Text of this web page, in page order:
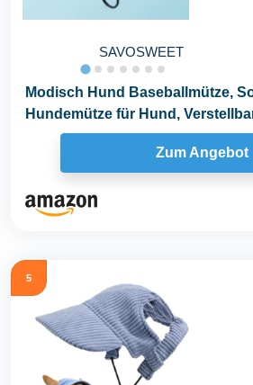
SAVOSWEET
Modisch Hund Baseballmütze,
Hundemütze für Hund,
Zum Angebot
5